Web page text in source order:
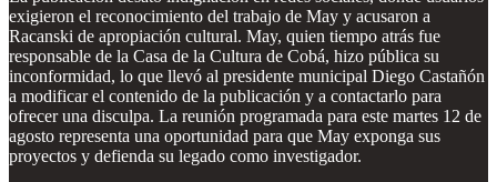
exigieron el reconocimiento del trabajo de May y acusaron a
Racanski de apropiación cultural. May, quien tiempo atrás fue
responsable de la Casa de la Cultura de Cobá, hizo pública su
inconformidad, lo que llevó al presidente municipal Diego Castañón
a modificar el contenido de la publicación y a contactarlo para
ofrecer una disculpa. La reunión programada para este martes 12 de
agosto representa una oportunidad para que May exponga sus
proyectos y defienda su legado como investigador.